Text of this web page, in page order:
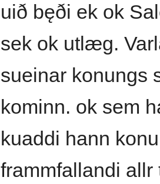
uið bęði ek ok
sek ok utlæg.
sueinar konungs
kominn. ok sem
kuaddi hann
frammfallandi allr